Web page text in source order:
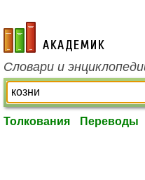
academic.ru
Словари и
Толкования Переводы